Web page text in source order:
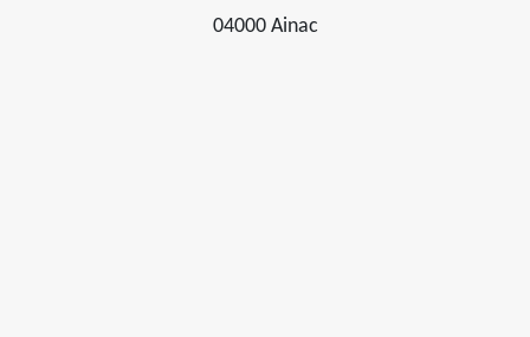
04000 Ainac